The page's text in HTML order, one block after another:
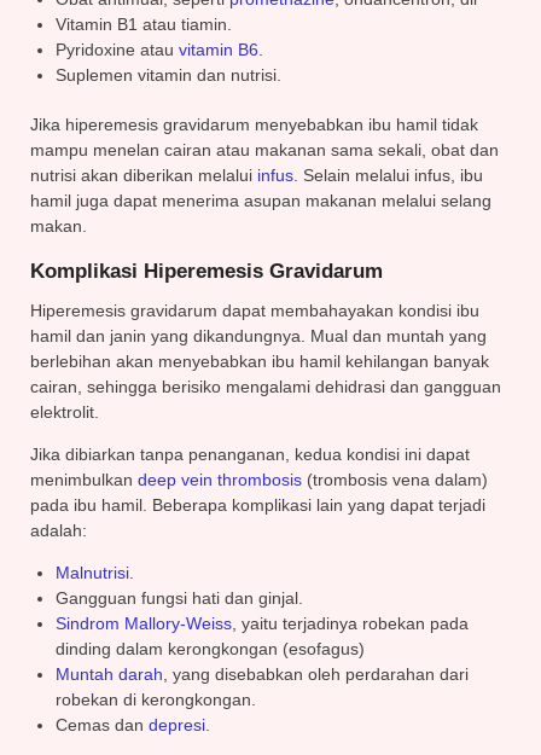
Vitamin B1 atau tiamin.
Pyridoxine atau vitamin B6
Suplemen vitamin dan nutrisi.
Jika hiperemesis gravidarum menyebabkan ibu hamil tidak
mampu menelan cairan atau makanan sama sekali, obat dan
nutrisi akan diberikan melalui infus . Selain melalui infus, ibu
hamil juga dapat menerima asupan makanan melalui selang
makan.
Komplikasi Hiperemesis Gravidarum
Hiperemesis gravidarum dapat membahayakan kondisi ibu
hamil dan janin yang dikandungnya. Mual dan muntah yang
berlebihan akan menyebabkan ibu hamil kehilangan banyak
cairan, sehingga berisiko mengalami dehidrasi dan gangguan
elektrolit.
Jika dibiarkan tanpa penanganan, kedua kondisi ini dapat
menimbulkan deep vein thrombosis (trombosis vena dalam)
pada ibu hamil. Beberapa komplikasi lain yang dapat terjadi
adalah:
Malnutrisi
Gangguan fungsi hati dan ginjal.
Sindrom Mallory-Weiss , yaitu terjadinya robekan pada
dinding dalam kerongkongan (esofagus)
Muntah darah , yang disebabkan oleh perdarahan dari
robekan di kerongkongan.
Cemas dan depresi